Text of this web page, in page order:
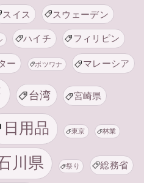
スイス スウェーデン
ハイチ フィリピン
ー ボツワナ マレーシア
台湾 宮崎県
日用品 東京 林業
川県 祭り 総務省